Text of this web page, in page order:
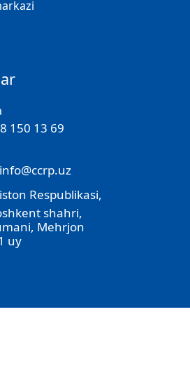
150 13 69
Respublikasi,
shahri,
Mehrjon
uy